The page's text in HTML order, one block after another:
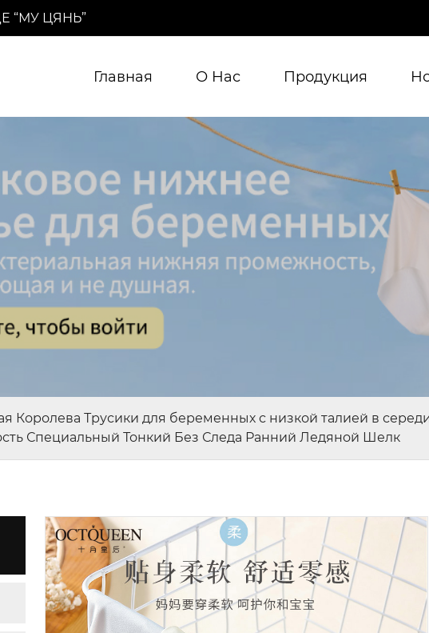
“МУ ЦЯНЬ”
Главная О Нас Продукция
Королева Трусики для беременных с низкой талией в
Специальный Тонкий Без Следа Ранний Ледяной Шелк